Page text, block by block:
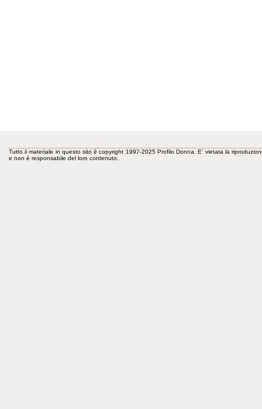
Tutto il materiale in questo sito è copyright 1997-2025 Profilo Donna. E' vietata la
e non è responsabile del loro contenuto.